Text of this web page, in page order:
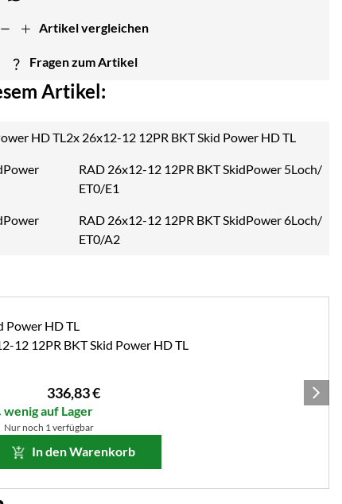
Artikel vergleichen
Fragen zum Artikel
Artikel:
2x 26x12-12 12PR BKT Skid Power HD TL
RAD 26x12-12 12PR BKT SkidPower 5Loch/
ET0/E1
RAD 26x12-12 12PR BKT SkidPower 6Loch/
ET0/A2
12 12PR BKT Skid Power HD TL
336,83€
wenig auf Lager
Nur noch 1 verfügbar
In den Warenkorb